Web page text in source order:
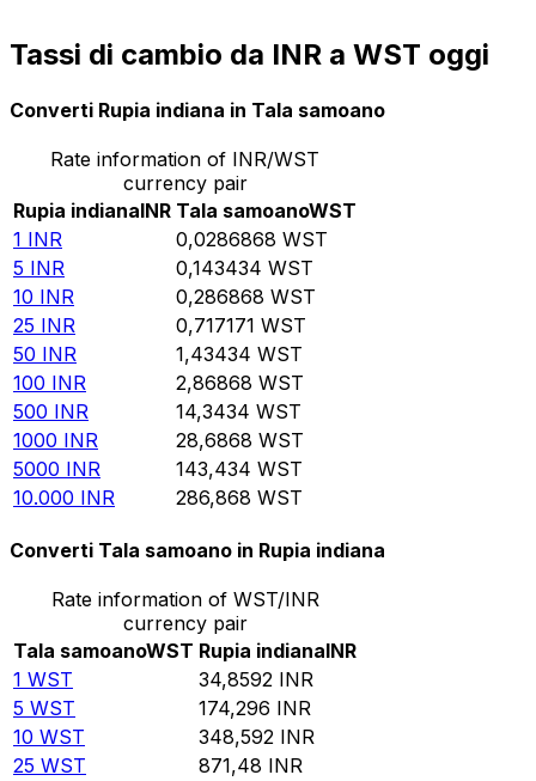
Tassi di cambio da INR a WST oggi
Converti Rupia indiana in Tala samoano
Rate information of INR/WST
currency pair
Rupia indianaINR Tala samoanoWST
1 INR 0,0286868 WST
5 INR 0,143434 WST
10 INR 0,286868 WST
25 INR 0,717171 WST
50 INR 1,43434 WST
100 INR 2,86868 WST
500 INR 14,3434 WST
1000 INR 28,6868 WST
5000 INR 143,434 WST
10.000 INR 286,868 WST
Converti Tala samoano in Rupia indiana
Rate information of WST/INR
currency pair
Tala samoanoWST Rupia indianaINR
1 WST 34,8592 INR
5 WST 174,296 INR
10 WST 348,592 INR
25 WST 871,48 INR